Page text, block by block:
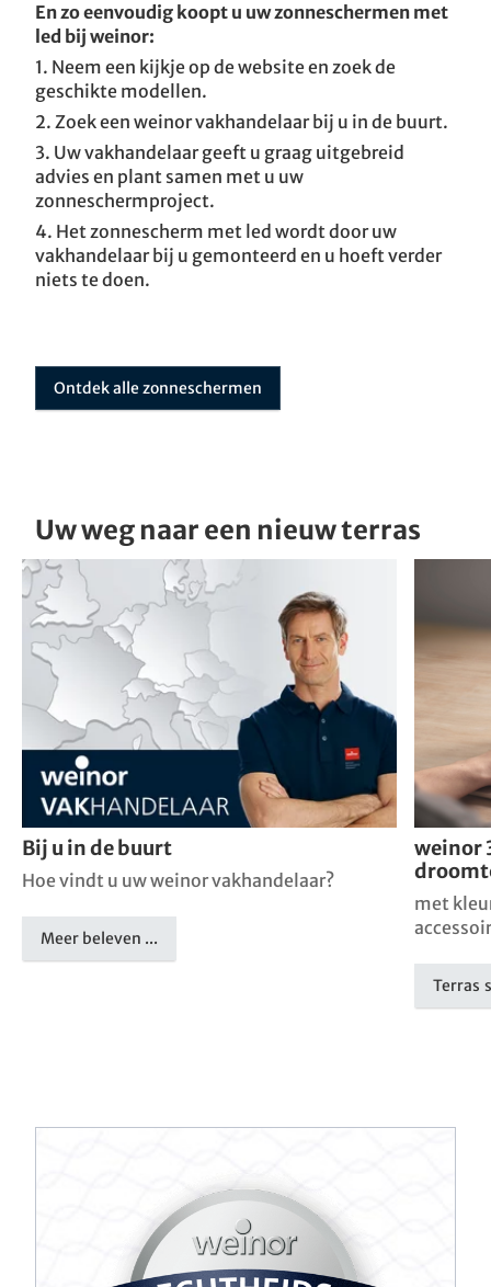
En zo eenvoudig koopt u uw zonneschermen met
led bij weinor:
1. Neem een kijkje op de website en zoek de
geschikte modellen.
2. Zoek een weinor vakhandelaar bij u in de buurt.
3. Uw vakhandelaar geeft u graag uitgebreid
advies en plant samen met u uw
zonneschermproject.
4. Het zonnescherm met led wordt door uw
vakhandelaar bij u gemonteerd en u hoeft verder
niets te doen.
Ontdek alle zonneschermen
Uw weg naar een nieuw terras
Bij u in de buurt
Hoe vindt u uw weinor vakhandelaar?
Meer beleven ...
weinor
met
Terras